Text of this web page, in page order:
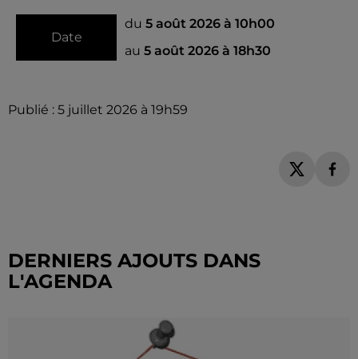
Date
du 5 août 2026 à 10h00
au 5 août 2026 à 18h30
Publié : 5 juillet 2026 à 19h59
DERNIERS AJOUTS DANS
L'AGENDA